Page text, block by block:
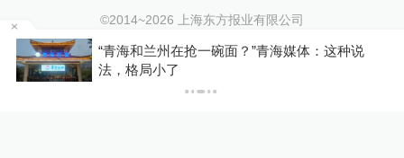
媒体：这种说
河南西平县“7·30”故意伤害案件
©2014~2026 上海东方报业有限公司
沪ICP证：沪B2-20170116 | 沪ICP备14003370号
互联网新闻信息服务许可证：31120170006
沪公网安备 31010602000299号